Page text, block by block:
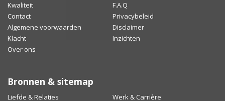
Kwaliteit
F.A.Q
Contact
Privacybeleid
Algemene voorwaarden
Disclaimer
Klacht
Inzichten
Over ons
Bronnen & sitemap
Liefde & Relaties Werk & Carrière